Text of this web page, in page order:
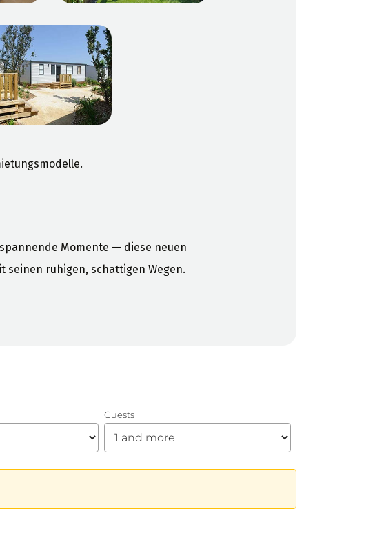
Momente — diese neuen
seinen ruhigen, schattigen Wegen.